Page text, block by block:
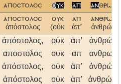
αποστολοσ ουκ απ αν
αποστολοσ
ἀπόστολος
ουκ
(οὐκ
απ
ἀπʼ
ἀπόστολος, οὐκ ἀπʼ
αποστολος ουκ απ
ἀπόστολος, οὐκ ἀπʼ
ἀπόστολος οὐκ ἀπʼ